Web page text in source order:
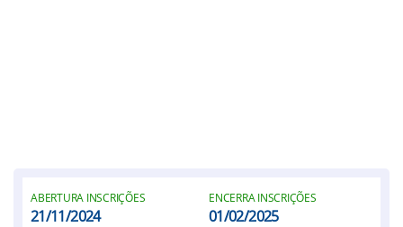
ABERTURA INSCRIÇÕES
21/11/2024
ENCERRA INSCRIÇÕES
01/02/2025